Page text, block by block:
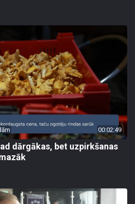
00:02:49
dārgākas, bet uzpirkšanas